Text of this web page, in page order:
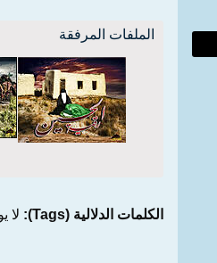
الملفات المرفقة
الكلمات الدلالية (Tags): لا